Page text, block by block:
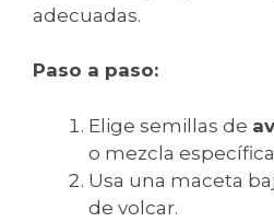
adecuadas.
Paso a paso:
Elige semillas de
o mezcla
Usa una maceta
de volcar.